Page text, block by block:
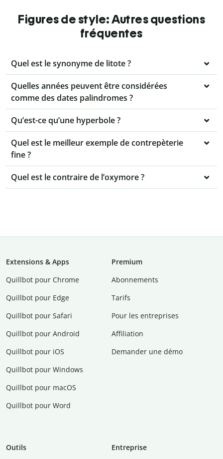
Figures de style: Autres questions
fréquentes
Quel est le synonyme de litote ?
Quelles années peuvent être considérées
comme des dates palindromes ?
Qu’est-ce qu’une hyperbole ?
Quel est le meilleur exemple de contrepèterie
fine ?
Quel est le contraire de l’oxymore ?
Extensions & Apps
Quillbot pour Chrome
Quillbot pour Edge
Quillbot pour Safari
Quillbot pour Android
Quillbot pour iOS
Quillbot pour Windows
Quillbot pour macOS
Quillbot pour Word
Premium
Abonnements
Tarifs
Pour les entreprises
Affiliation
Demander une démo
Outils
Entreprise